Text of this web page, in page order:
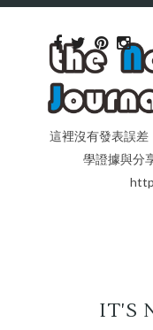
這裡沒有發表誤
學證據與分
IT'S